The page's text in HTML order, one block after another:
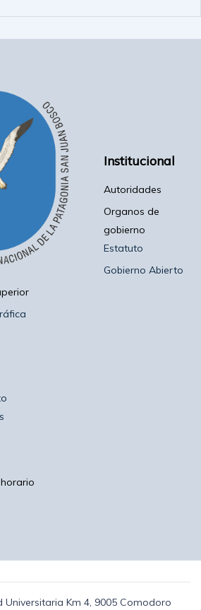
Institucional
Autoridades
Organos de
gobierno
Estatuto
Gobierno Abierto
Universitaria Km 4, 9005 Comodoro